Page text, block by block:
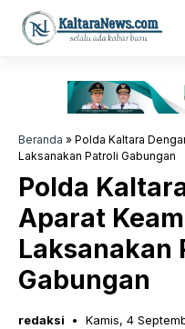
Langsung
Beranda » Polda Kaltara
Laksanakan Patroli Gabungan
Polda
Aparat
Laksanakan
Gabungan
redaksi Kamis, 4